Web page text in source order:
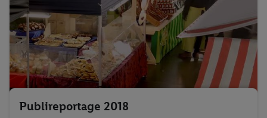
Publireportage 2018